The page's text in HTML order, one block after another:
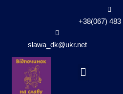
+38(067) 483
slawa_dk@ukr.net